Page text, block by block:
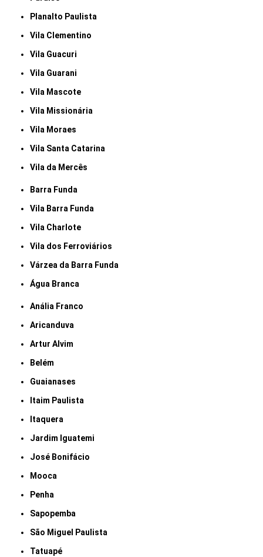
Planalto Paulista
Vila Clementino
Vila Guacuri
Vila Guarani
Vila Mascote
Vila Missionária
Vila Moraes
Vila Santa Catarina
Vila da Mercês
Barra Funda
Vila Barra Funda
Vila Charlote
Vila dos Ferroviários
Várzea da Barra Funda
Água Branca
Anália Franco
Aricanduva
Artur Alvim
Belém
Guaianases
Itaim Paulista
Itaquera
Jardim Iguatemi
José Bonifácio
Mooca
Penha
Sapopemba
São Miguel Paulista
Tatuapé